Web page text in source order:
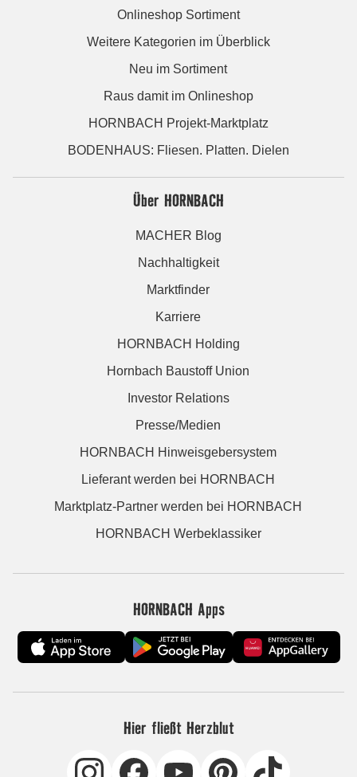
Onlineshop Sortiment
Weitere Kategorien im Überblick
Neu im Sortiment
Raus damit im Onlineshop
HORNBACH Projekt-Marktplatz
BODENHAUS: Fliesen. Platten. Dielen
Über HORNBACH
MACHER Blog
Nachhaltigkeit
Marktfinder
Karriere
HORNBACH Holding
Hornbach Baustoff Union
Investor Relations
Presse/Medien
HORNBACH Hinweisgebersystem
Lieferant werden bei HORNBACH
Marktplatz-Partner werden bei HORNBACH
HORNBACH Werbeklassiker
HORNBACH Apps
Hier fließt Herzblut